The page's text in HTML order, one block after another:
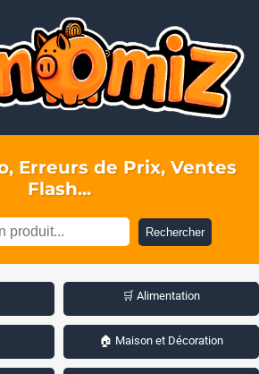
Erreurs de Prix, Ventes
Flash...
Rechercher
🛒 Alimentation
🏠 Maison et Décoration